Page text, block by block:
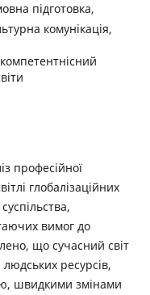
підготовка,
комунікація,
професійної
глобалізаційних
вимог до
що сучасний світ
ресурсів,
швидкими змінами